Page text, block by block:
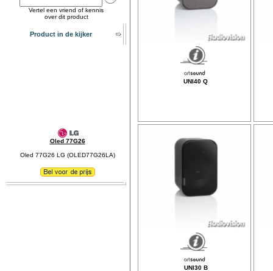
Vertel een vriend of kennis
over dit product
Product in de kijker
Oled 77G26
Oled 77G26 LG (OLED77G26LA)
UNI40 Q
UNI30 B